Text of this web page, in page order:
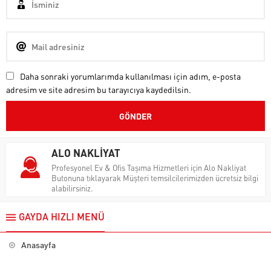
Daha sonraki yorumlarımda kullanılması için adım, e-posta
adresim ve site adresim bu tarayıcıya kaydedilsin.
ALO NAKLİYAT
Profesyonel Ev & Ofis Taşıma Hizmetleri için Alo Nakliyat
Butonuna tıklayarak Müşteri temsilcilerimizden ücretsiz bilgi
alabilirsiniz.
GAYDA HIZLI MENÜ
Anasayfa